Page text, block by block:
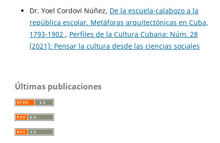
Dr. Yoel Cordoví Núñez, De la escuela-calabozo a la
república escolar. Metáforas arquitectónicas en Cuba,
1793-1902 , Perfiles de la Cultura Cubana: Núm. 28
(2021): Pensar la cultura desde las ciencias sociales
Últimas publicaciones